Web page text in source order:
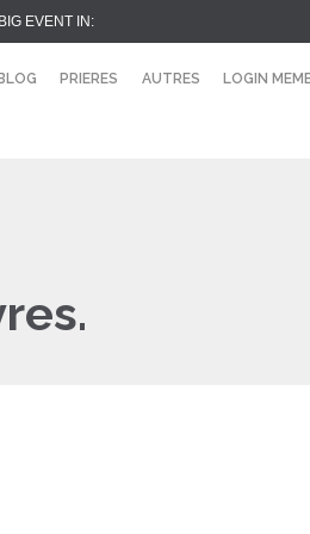
EVENT IN:
BLOG PRIERES AUTRES LOGIN